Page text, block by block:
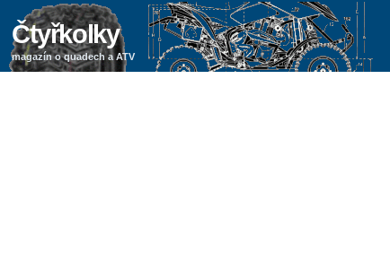
Čtyřkolky
magazín o quadech a ATV